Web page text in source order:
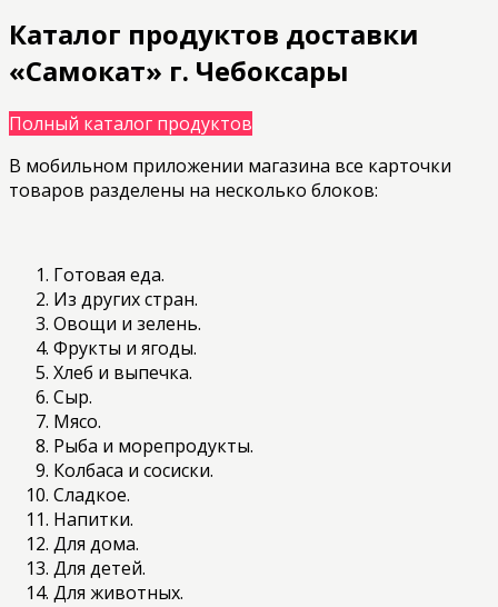
Каталог продуктов доставки
«Самокат» г. Чебоксары
Полный каталог продуктов
В мобильном приложении магазина все карточки
товаров разделены на несколько блоков:
Готовая еда.
Из других стран.
Овощи и зелень.
Фрукты и ягоды.
Хлеб и выпечка.
Сыр.
Мясо.
Рыба и морепродукты.
Колбаса и сосиски.
Сладкое.
Напитки.
Для дома.
Для детей.
Для животных.